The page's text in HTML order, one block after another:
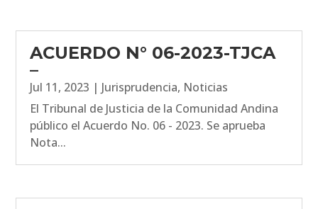
ACUERDO N° 06-2023-TJCA
–
Jul 11, 2023 | Jurisprudencia, Noticias
El Tribunal de Justicia de la Comunidad Andina
público el Acuerdo No. 06 - 2023. Se aprueba
Nota...